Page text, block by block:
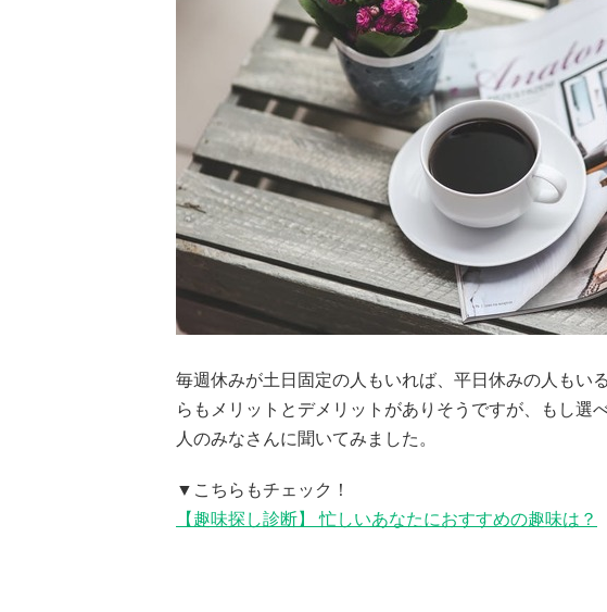
毎週休みが土日固定の人もいれば、平日休みの人もい
らもメリットとデメリットがありそうですが、もし選
人のみなさんに聞いてみました。
▼こちらもチェック！
【趣味探し診断】 忙しいあなたにおすすめの趣味は？